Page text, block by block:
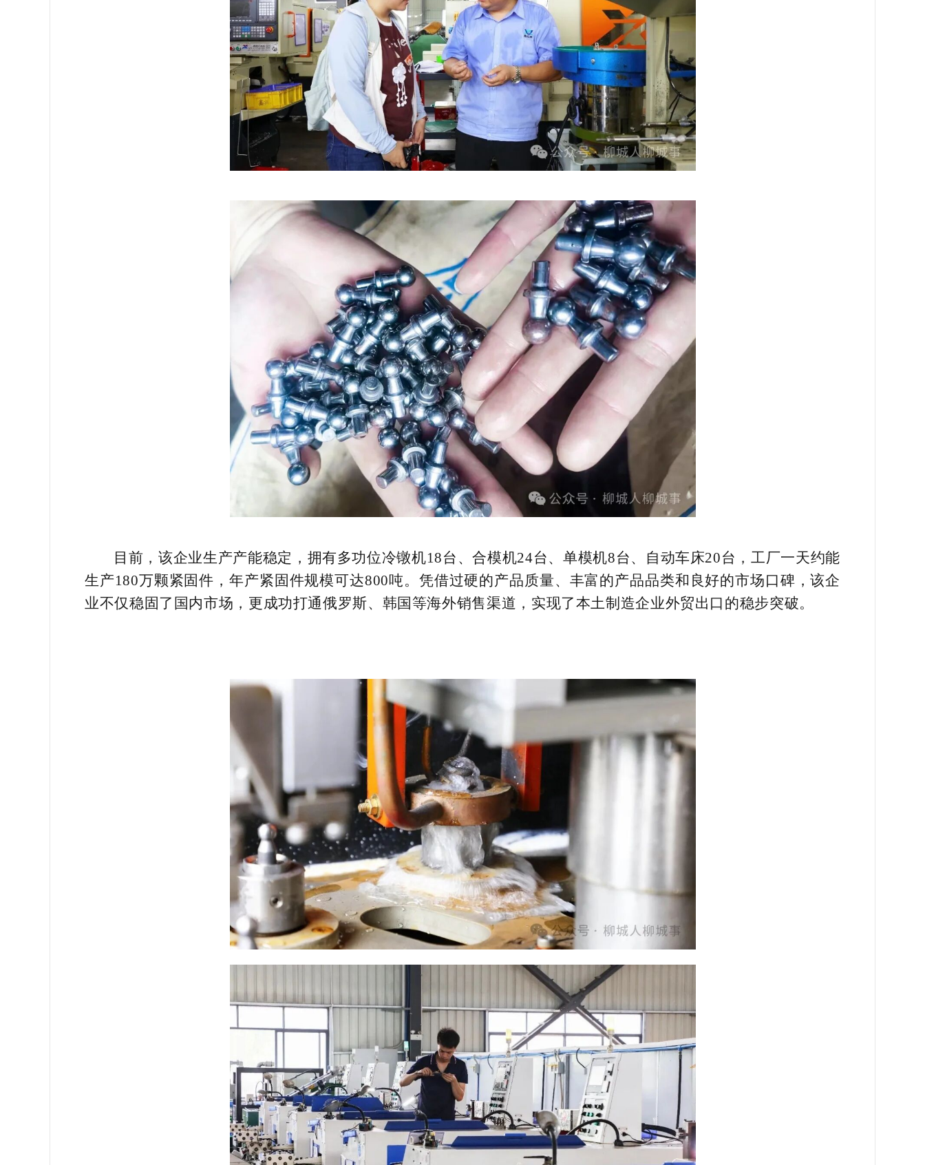
目前，该企业生产产能稳定，拥有多功位冷镦机18台、合模机24台、单模机8台、自动车床20台，工厂一天约能
生产180万颗紧固件，年产紧固件规模可达800吨。凭借过硬的产品质量、丰富的产品品类和良好的市场口碑，该企
业不仅稳固了国内市场，更成功打通俄罗斯、韩国等海外销售渠道，实现了本土制造企业外贸出口的稳步突破。